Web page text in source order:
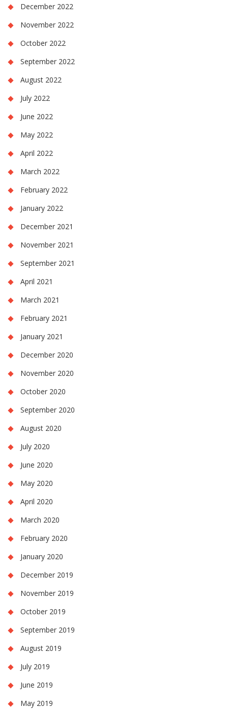
December 2022
November 2022
October 2022
September 2022
August 2022
July 2022
June 2022
May 2022
April 2022
March 2022
February 2022
January 2022
December 2021
November 2021
September 2021
April 2021
March 2021
February 2021
January 2021
December 2020
November 2020
October 2020
September 2020
August 2020
July 2020
June 2020
May 2020
April 2020
March 2020
February 2020
January 2020
December 2019
November 2019
October 2019
September 2019
August 2019
July 2019
June 2019
May 2019